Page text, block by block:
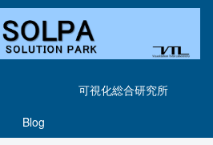
可視化総合研究所
Blog